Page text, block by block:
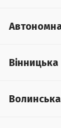
Вінницька
Волинська